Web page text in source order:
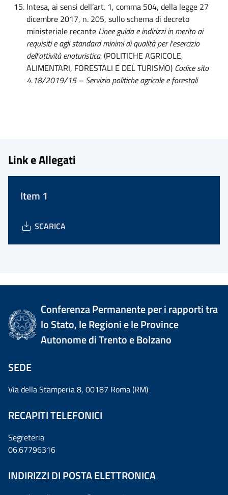
Intesa, ai sensi dell’art. 1, comma 504, della legge 27
dicembre 2017, n. 205, sullo schema di decreto
ministeriale recante Linee guida e indirizzi in merito ai
requisiti e agli standard minimi di qualità per l'esercizio
dell'attività enoturistica.(POLITICHE AGRICOLE,
ALIMENTARI, FORESTALI E DEL TURISMO) Codice sito
4.18/2019/15 – Servizio politiche agricole e forestali
Link e Allegati
Item 1
SCARICA
Conferenza Permanente per i rapporti tra
lo Stato, le Regioni e le Province
Autonome di Trento e Bolzano
SEDE
Via della Stamperia 8, 00187 Roma (RM)
RECAPITI TELEFONICI
Segreteria
06.67796316
INDIRIZZI DI POSTA ELETTRONICA